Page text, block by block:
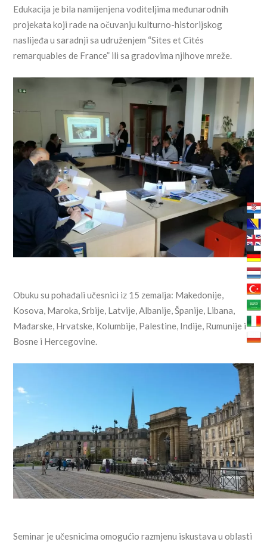
Edukacija je bila namijenjena voditeljima međunarodnih
projekata koji rade na očuvanju kulturno-historijskog
naslijeđa u saradnji sa udruženjem “Sites et Cités
remarquables de France” ili sa gradovima njihove mreže.
Obuku su pohađali učesnici iz 15 zemalja: Makedonije,
Kosova, Maroka, Srbije, Latvije, Albanije, Španije, Libana,
Mađarske, Hrvatske, Kolumbije, Palestine, Indije, Rumunije i
Bosne i Hercegovine.
Seminar je učesnicima omogućio razmjenu iskustava u oblasti